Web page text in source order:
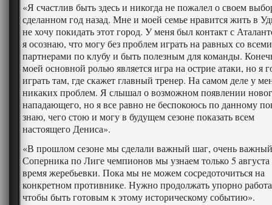
«Я счастлив быть здесь и никогда не пожалел о своем
сделанном год назад. Мне и моей семье нравится жить в
не хочу покидать этот город. У меня был контакт с
я осознаю, что могу без проблем играть на равных со всеми
партнерами по клубу и быть полезным для команды.
моей основной ролью является игра на острие атаки, но я
играть там, где скажет главный тренер. На самом деле у
никаких проблем. Я слышал о возможном появлении
нападающего, но я все равно не беспокоюсь по данному
знаю, чего стою и могу в будущем сезоне показать всем
настоящего Дениса».
«В прошлом сезоне мы сделали важный шаг, очень
Соперника по Лиге чемпионов мы узнаем только 5 августа
время жеребьевки. Пока мы не можем сосредоточиться на
конкретном противнике. Нужно продолжать упорно
чтобы быть готовым к этому историческому событию».